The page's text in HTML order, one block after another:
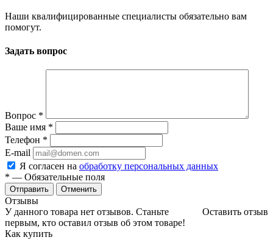
Наши квалифицированные специалисты обязательно вам
помогут.
Задать вопрос
Вопрос *
Ваше имя *
Телефон *
E-mail
Я согласен на обработку персональных данных
* — Обязательные поля
Отменить
Отзывы
Оставить отзыв
У данного товара нет отзывов. Станьте
первым, кто оставил отзыв об этом товаре!
Как купить